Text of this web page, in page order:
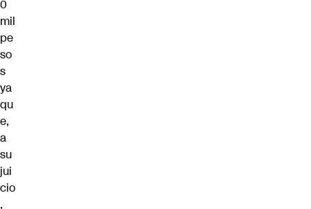
0
mil
pe
so
s
ya
qu
e,
a
su
jui
cio
,